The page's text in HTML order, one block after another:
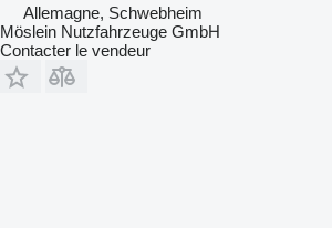
Allemagne, Schwebheim
Möslein Nutzfahrzeuge GmbH
Contacter le vendeur